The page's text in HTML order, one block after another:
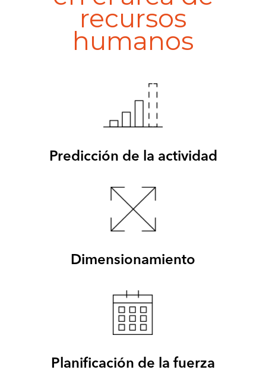
recursos
humanos
Predicción de la actividad
Dimensionamiento
Planificación de la fuerza